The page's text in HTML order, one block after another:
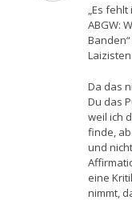
„Es
ABGW:
Da das
Du das
weil ich
finde,
und
eine
nimmt,